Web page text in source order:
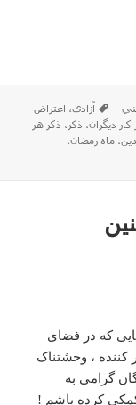
کنید برسه به اون
برچسب‌ها
آزادی، اعتراض
دیگران، ذکر ، ذکر هر
،ماه رمضان،
برسه به اون بالایی ها
که در فضای
، وحشتناک
گرامی به
کمکی کرده باشم !